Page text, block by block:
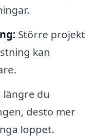
Större projekt
kan
längre du
desto mer
loppet.